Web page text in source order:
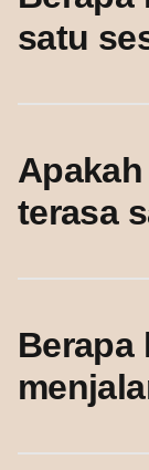
satu
terasa
Berapa